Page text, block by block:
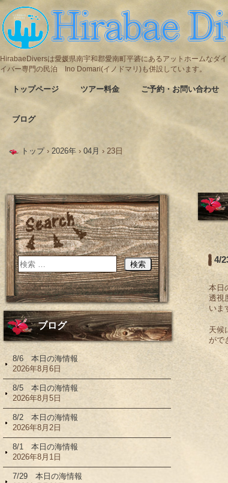
HirabaeDiversは愛媛県南宇和郡愛南町平碆にあるアットホームなダ
イバー専門の民泊 Ino Domari(イノドマリ)も併設しています。
トップページ ツアー料金 ご予約・お問い合わせ
ブログ
トップ › 2026年 › 04月 › 23日
4/
本日
透視
いま
天候
がで
ブログ
8/6 本日の海情報
2026年8月6日
8/5 本日の海情報
2026年8月5日
8/2 本日の海情報
2026年8月2日
8/1 本日の海情報
2026年8月1日
7/29 本日の海情報